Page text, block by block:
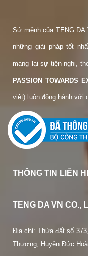
Sứ mệnh của TENG DA
những giải pháp tốt
mang lại sự tiện nghi,
PASSION TOWARDS
việt) luôn đồng hành với
THÔNG TIN LIÊN
TENG DA VN CO.,
Địa chỉ: Thửa đất số
Thượng, Huyện Đức